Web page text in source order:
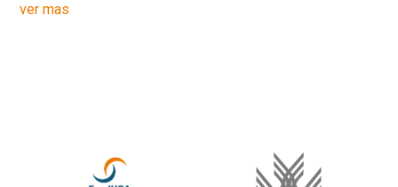
ver mas